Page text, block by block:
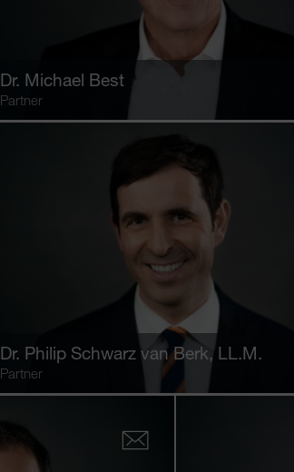
Dr. Michael Best
Partner
Dr. Philip Schwarz van Berk , LL.M.
Partner